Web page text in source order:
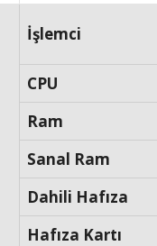
İşlemci
CPU
Ram
Sanal Ram
Dahili Hafıza
Hafıza Kartı